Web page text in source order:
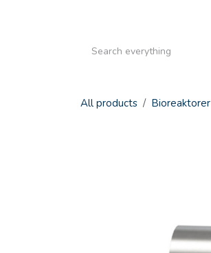
All products Bioreaktorer